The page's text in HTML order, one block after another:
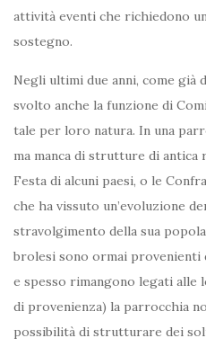
attività eventi che richiedono
sostegno.
Negli ultimi due anni, come già
svolto anche la funzione di
tale per loro natura. In una
ma manca di strutture di
Festa di alcuni paesi, o le
che ha vissuto un’evoluzione
stravolgimento della sua
brolesi sono ormai
e spesso rimangono legati
di provenienza) la parrocchia
possibilità di strutturare dei